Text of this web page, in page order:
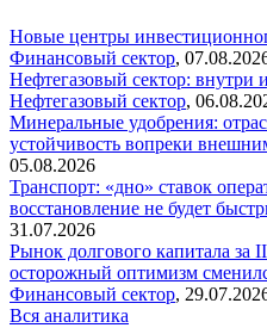
Новые центры
Финансовый сектор,
Нефтегазовый сектор: внутри
Нефтегазовый сектор,
Минеральные удобрения:
устойчивость вопреки
05.08.2026
Транспорт: «дно» ставок
восстановление не будет
31.07.2026
Рынок долгового капитала за
осторожный оптимизм
Финансовый сектор,
Вся аналитика